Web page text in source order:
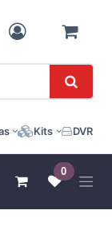
Kits DVR /
0